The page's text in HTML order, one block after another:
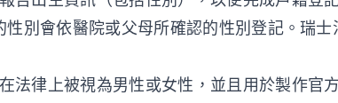
別會依醫院或父母所確認的性別登記。瑞士
法律上被視為男性或女性，並且用於製作官